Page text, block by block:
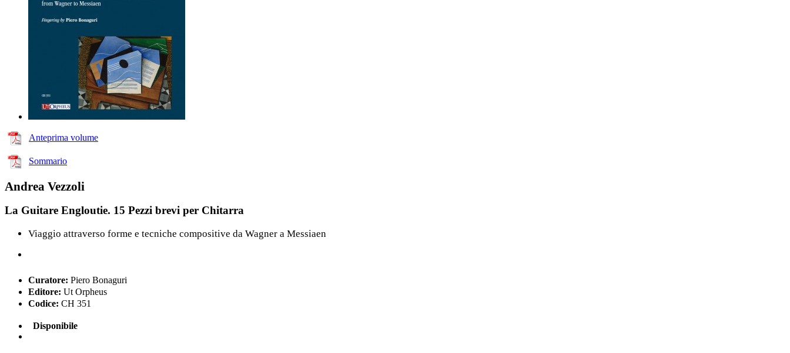
Anteprima volume
Sommario
Andrea Vezzoli
La Guitare Engloutie. 15 Pezzi brevi per Chitarra
Viaggio attraverso forme e tecniche compositive da Wagner a Messiaen
Curatore: Piero Bonaguri
Editore: Ut Orpheus
Codice: CH 351
Disponibile